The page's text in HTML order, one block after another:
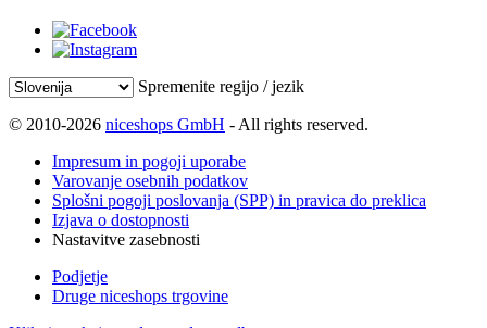
Spremenite regijo / jezik
© 2010-2026 niceshops GmbH - All rights reserved.
Impresum in pogoji uporabe
Varovanje osebnih podatkov
Splošni pogoji poslovanja (SPP) in pravica do preklica
Izjava o dostopnosti
Nastavitve zasebnosti
Podjetje
Druge niceshops trgovine